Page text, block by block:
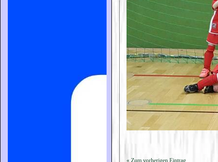
« Zum vorherigen Eintrag